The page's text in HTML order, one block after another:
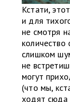
Кстати,
и для
не смотря
слишком
не
могут
(что мы,
ходят сюда